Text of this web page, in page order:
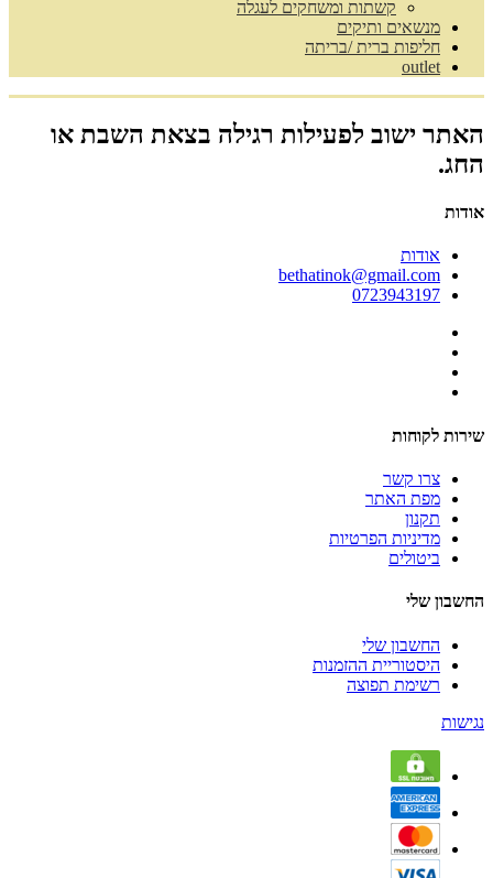
קשתות ומשחקים לעגלה
מנשאים ותיקים
חליפות ברית /בריתה
outlet
האתר ישוב לפעילות רגילה בצאת השבת או
החג.
אודות
אודות
bethatinok@gmail.com
0723943197
שירות לקוחות
צרו קשר
מפת האתר
תקנון
מדיניות הפרטיות
ביטולים
החשבון שלי
החשבון שלי
היסטוריית ההזמנות
רשימת תפוצה
נגישות